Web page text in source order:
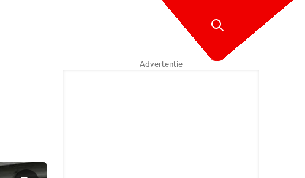
Advertentie